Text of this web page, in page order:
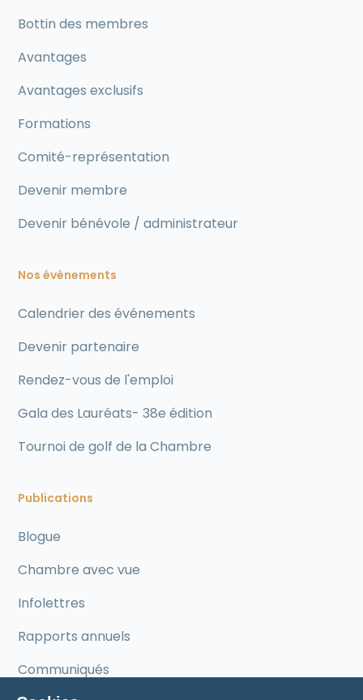
Bottin des membres
Avantages
Avantages exclusifs
Formations
Comité-représentation
Devenir membre
Devenir bénévole / administrateur
Nos événements
Calendrier des événements
Devenir partenaire
Rendez-vous de l'emploi
Gala des Lauréats- 38e édition
Tournoi de golf de la Chambre
Publications
Blogue
Chambre avec vue
Infolettres
Rapports annuels
Communiqués